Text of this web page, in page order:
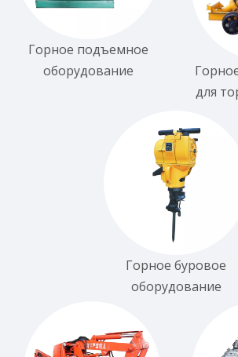
Горное подъемное
оборудование
для
Горное буровое
оборудование